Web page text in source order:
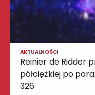
AKTUALNOŚCI
Reinier de Ridder
półciężkiej po
326